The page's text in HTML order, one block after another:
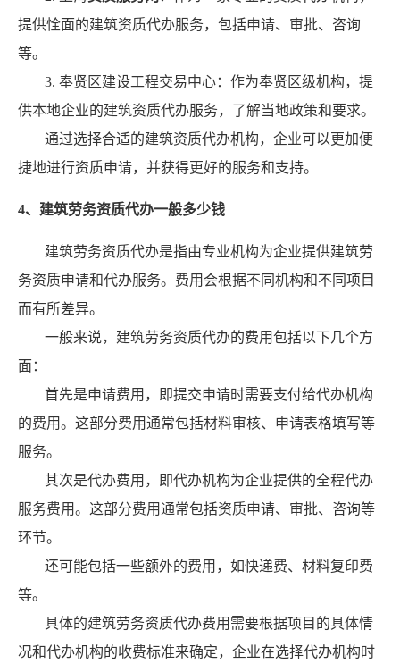
提供恮面的建筑资质代办服务，包括申请、审批、咨询
等。
3. 奉贤区建设工程交易中心：作为奉贤区级机构，提
供本地企业的建筑资质代办服务，了解当地政策和要求。
通过选择合适的建筑资质代办机构，企业可以更加便
捷地进行资质申请，并获得更好的服务和支持。
4、建筑劳务资质代办一般多少钱
建筑劳务资质代办是指由专业机构为企业提供建筑劳
务资质申请和代办服务。费用会根据不同机构和不同项目
而有所差异。
一般来说，建筑劳务资质代办的费用包括以下几个方
面：
首先是申请费用，即提交申请时需要支付给代办机构
的费用。这部分费用通常包括材料审核、申请表格填写等
服务。
其次是代办费用，即代办机构为企业提供的全程代办
服务费用。这部分费用通常包括资质申请、审批、咨询等
环节。
还可能包括一些额外的费用，如快递费、材料复印费
等。
具体的建筑劳务资质代办费用需要根据项目的具体情
况和代办机构的收费标准来确定，企业在选择代办机构时